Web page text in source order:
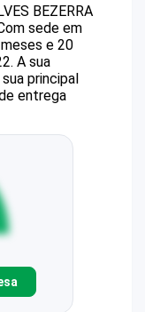
BEZERRA
sede em
meses e 20
A sua
principal
entrega